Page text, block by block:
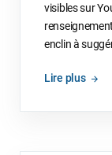
visibles sur
enclin à
Lire plus